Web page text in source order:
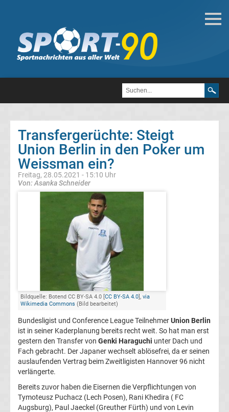
Deutsche
Transfergerüchte
FC
Heidenheim
1846
Transfergerüchte
Transfergerüchte
1.
FC
Köln
Transfergerüchte
Transfergerüchte: Steigt
Union Berlin in den Poker um
Weissman ein?
Freitag, 28.05.2021 - 15:10 Uhr
Von: Asanka Schneider
Bildquelle: Botend CC BY-SA 4.0 [CC BY-SA 4.0], via
Wikimedia Commons (Bild bearbeitet)
Bundesligist und Conference League TeilnehmerUnion Berlin
ist in seiner Kaderplanung bereits recht weit. So hat man erst
gestern den Transfer von Genki Haraguchi unter Dach und
Fach gebracht. Der Japaner wechselt ablösefrei, da er seinen
auslaufenden Vertrag beim Zweitligisten Hannover 96 nicht
verlängerte.
Bereits zuvor haben die Eisernen die Verpflichtungen von
Tymoteusz Puchacz (Lech Posen), Rani Khedira ( FC
Augsburg), Paul Jaeckel (Greuther Fürth) und von Levin